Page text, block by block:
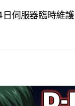
日伺服器臨時維護